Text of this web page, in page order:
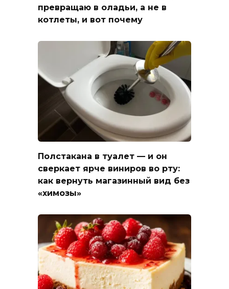
превращаю в оладьи, а не в
котлеты, и вот почему
Полстакана в туалет — и он
сверкает ярче виниров во рту:
как вернуть магазинный вид без
«химозы»